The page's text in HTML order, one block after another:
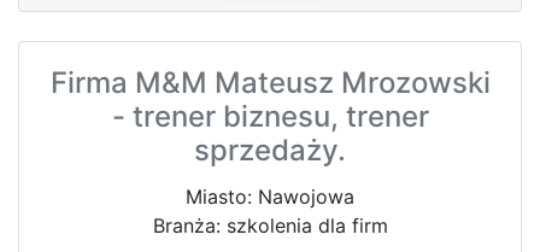
Firma M&M Mateusz Mrozowski
- trener biznesu, trener
sprzedaży.
Miasto: Nawojowa
Branża: szkolenia dla firm